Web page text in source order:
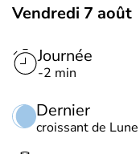
Vendredi 7 août
Journée
-2 min
Dernier
croissant de Lune